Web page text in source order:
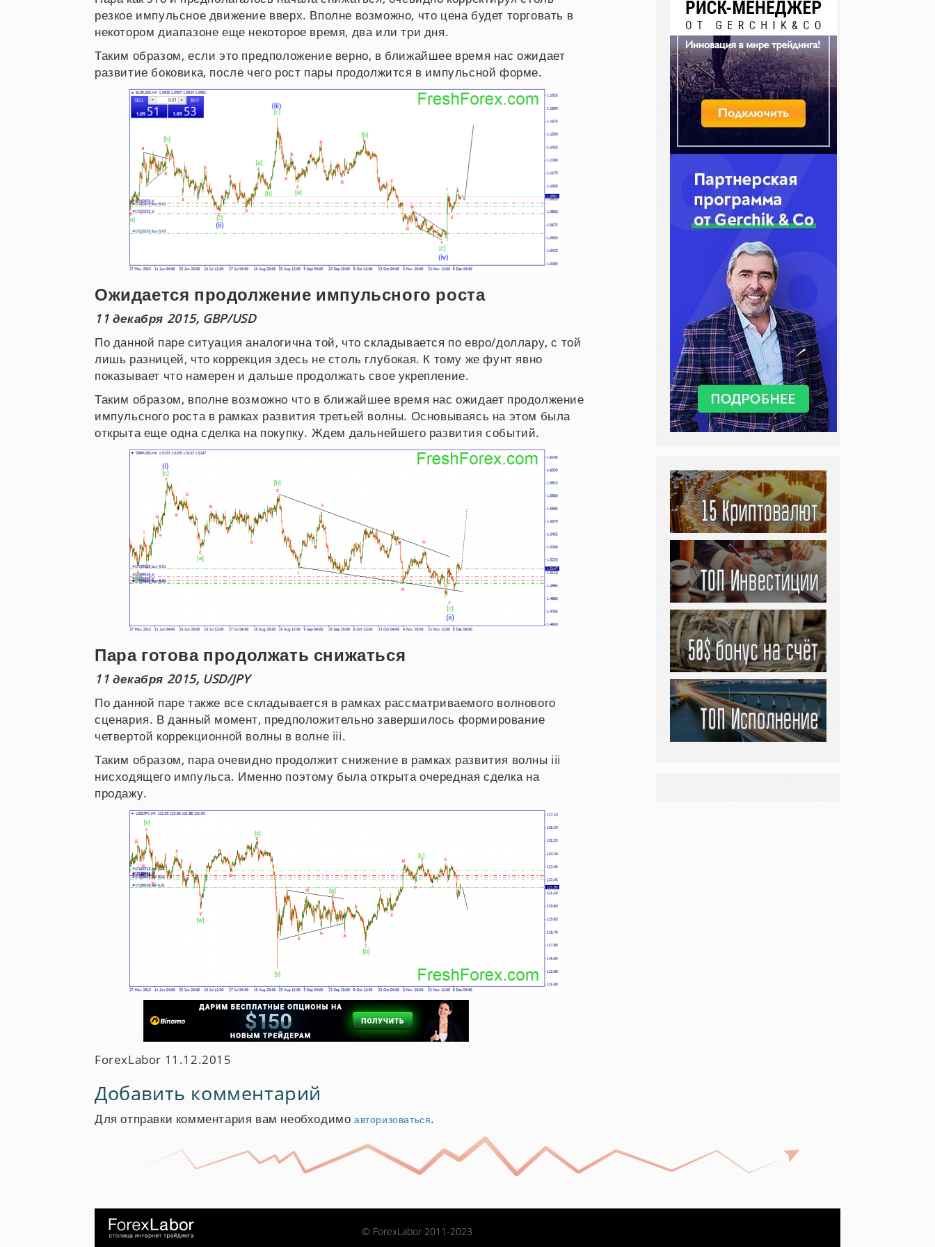
резкое импульсное движение вверх. Вполне возможно, что цена будет торговать в
некотором диапазоне еще некоторое время, два или три дня.
Таким образом, если это предположение верно, в ближайшее время нас ожидает
развитие боковика, после чего рост пары продолжится в импульсной форме.
Ожидается продолжение импульсного роста
11 декабря 2015, GBP/USD
По данной паре ситуация аналогична той, что складывается по евро/доллару, с той
лишь разницей, что коррекция здесь не столь глубокая. К тому же фунт явно
показывает что намерен и дальше продолжать свое укрепление.
Таким образом, вполне возможно что в ближайшее время нас ожидает продолжение
импульсного роста в рамках развития третьей волны. Основываясь на этом была
открыта еще одна сделка на покупку. Ждем дальнейшего развития событий.
Пара готова продолжать снижаться
11 декабря 2015, USD/JPY
По данной паре также все складывается в рамках рассматриваемого волнового
сценария. В данный момент, предположительно завершилось формирование
четвертой коррекционной волны в волне iii.
Таким образом, пара очевидно продолжит снижение в рамках развития волны iii
нисходящего импульса. Именно поэтому была открыта очередная сделка на
продажу.
ForexLabor 11.12.2015
Добавить комментарий
Для отправки комментария вам необходимо авторизоваться.
© ForexLabor 2011-2023